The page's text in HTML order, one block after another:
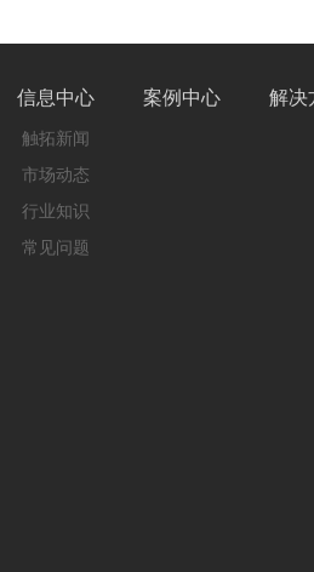
信息中心
触拓新闻
市场动态
行业知识
常见问题
案例中心 解决